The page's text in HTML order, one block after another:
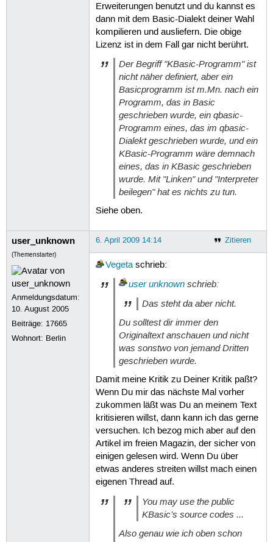
Erweiterungen benutzt und du kannst es
dann mit dem Basic-Dialekt deiner Wahl
kompilieren und ausliefern. Die obige
Lizenz ist in dem Fall gar nicht berührt.
Der Begriff "KBasic-Programm" ist
nicht näher definiert, aber ein
Basicprogramm ist m.Mn. nach ein
Programm, das in Basic
geschrieben wurde, ein qbasic-
Programm eines, das im qbasic-
Dialekt geschrieben wurde, und ein
KBasic-Programm wäre demnach
eines, das in KBasic geschrieben
wurde. Mit "Linken" und "Interpreter
beilegen" hat es nichts zu tun.
Siehe oben.
user_unknown
(Themenstarter)
Anmeldungsdatum:
10. August 2005
Beiträge: 17665
Wohnort: Berlin
Zitieren
6. April 2009 14:14
Vegetaschrieb:
user unknownschrieb:
Das steht da aber nicht.
Du solltest dir immer den
Originaltext anschauen und nicht
was sonstwo von jemand Dritten
geschrieben wurde.
Damit meine Kritik zu Deiner Kritik paßt?
Wenn Du mir das nächste Mal vorher
zukommen läßt was Du an meinem Text
kritisieren willst, dann kann ich das gerne
versuchen. Ich bezog mich aber auf den
Artikel im freien Magazin, der sicher von
einigen gelesen wird. Wenn Du über
etwas anderes streiten willst mach einen
eigenen Thread auf.
You may use the public
KBasic’s source codes ...
Also genau wie ich oben schon